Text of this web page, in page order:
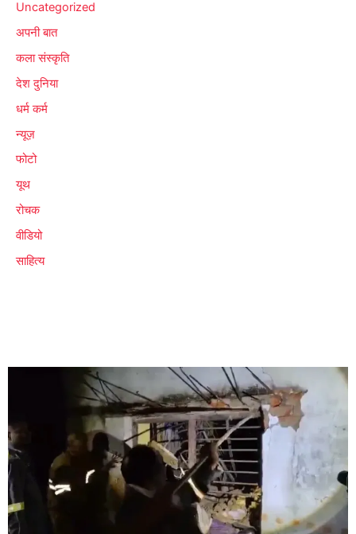
Uncategorized
अपनी बात
कला संस्कृति
देश दुनिया
धर्म कर्म
न्यूज़
फोटो
यूथ
रोचक
वीडियो
साहित्य